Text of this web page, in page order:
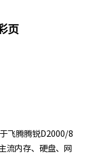
页
飞腾腾锐D2000/8
流内存、硬盘、网